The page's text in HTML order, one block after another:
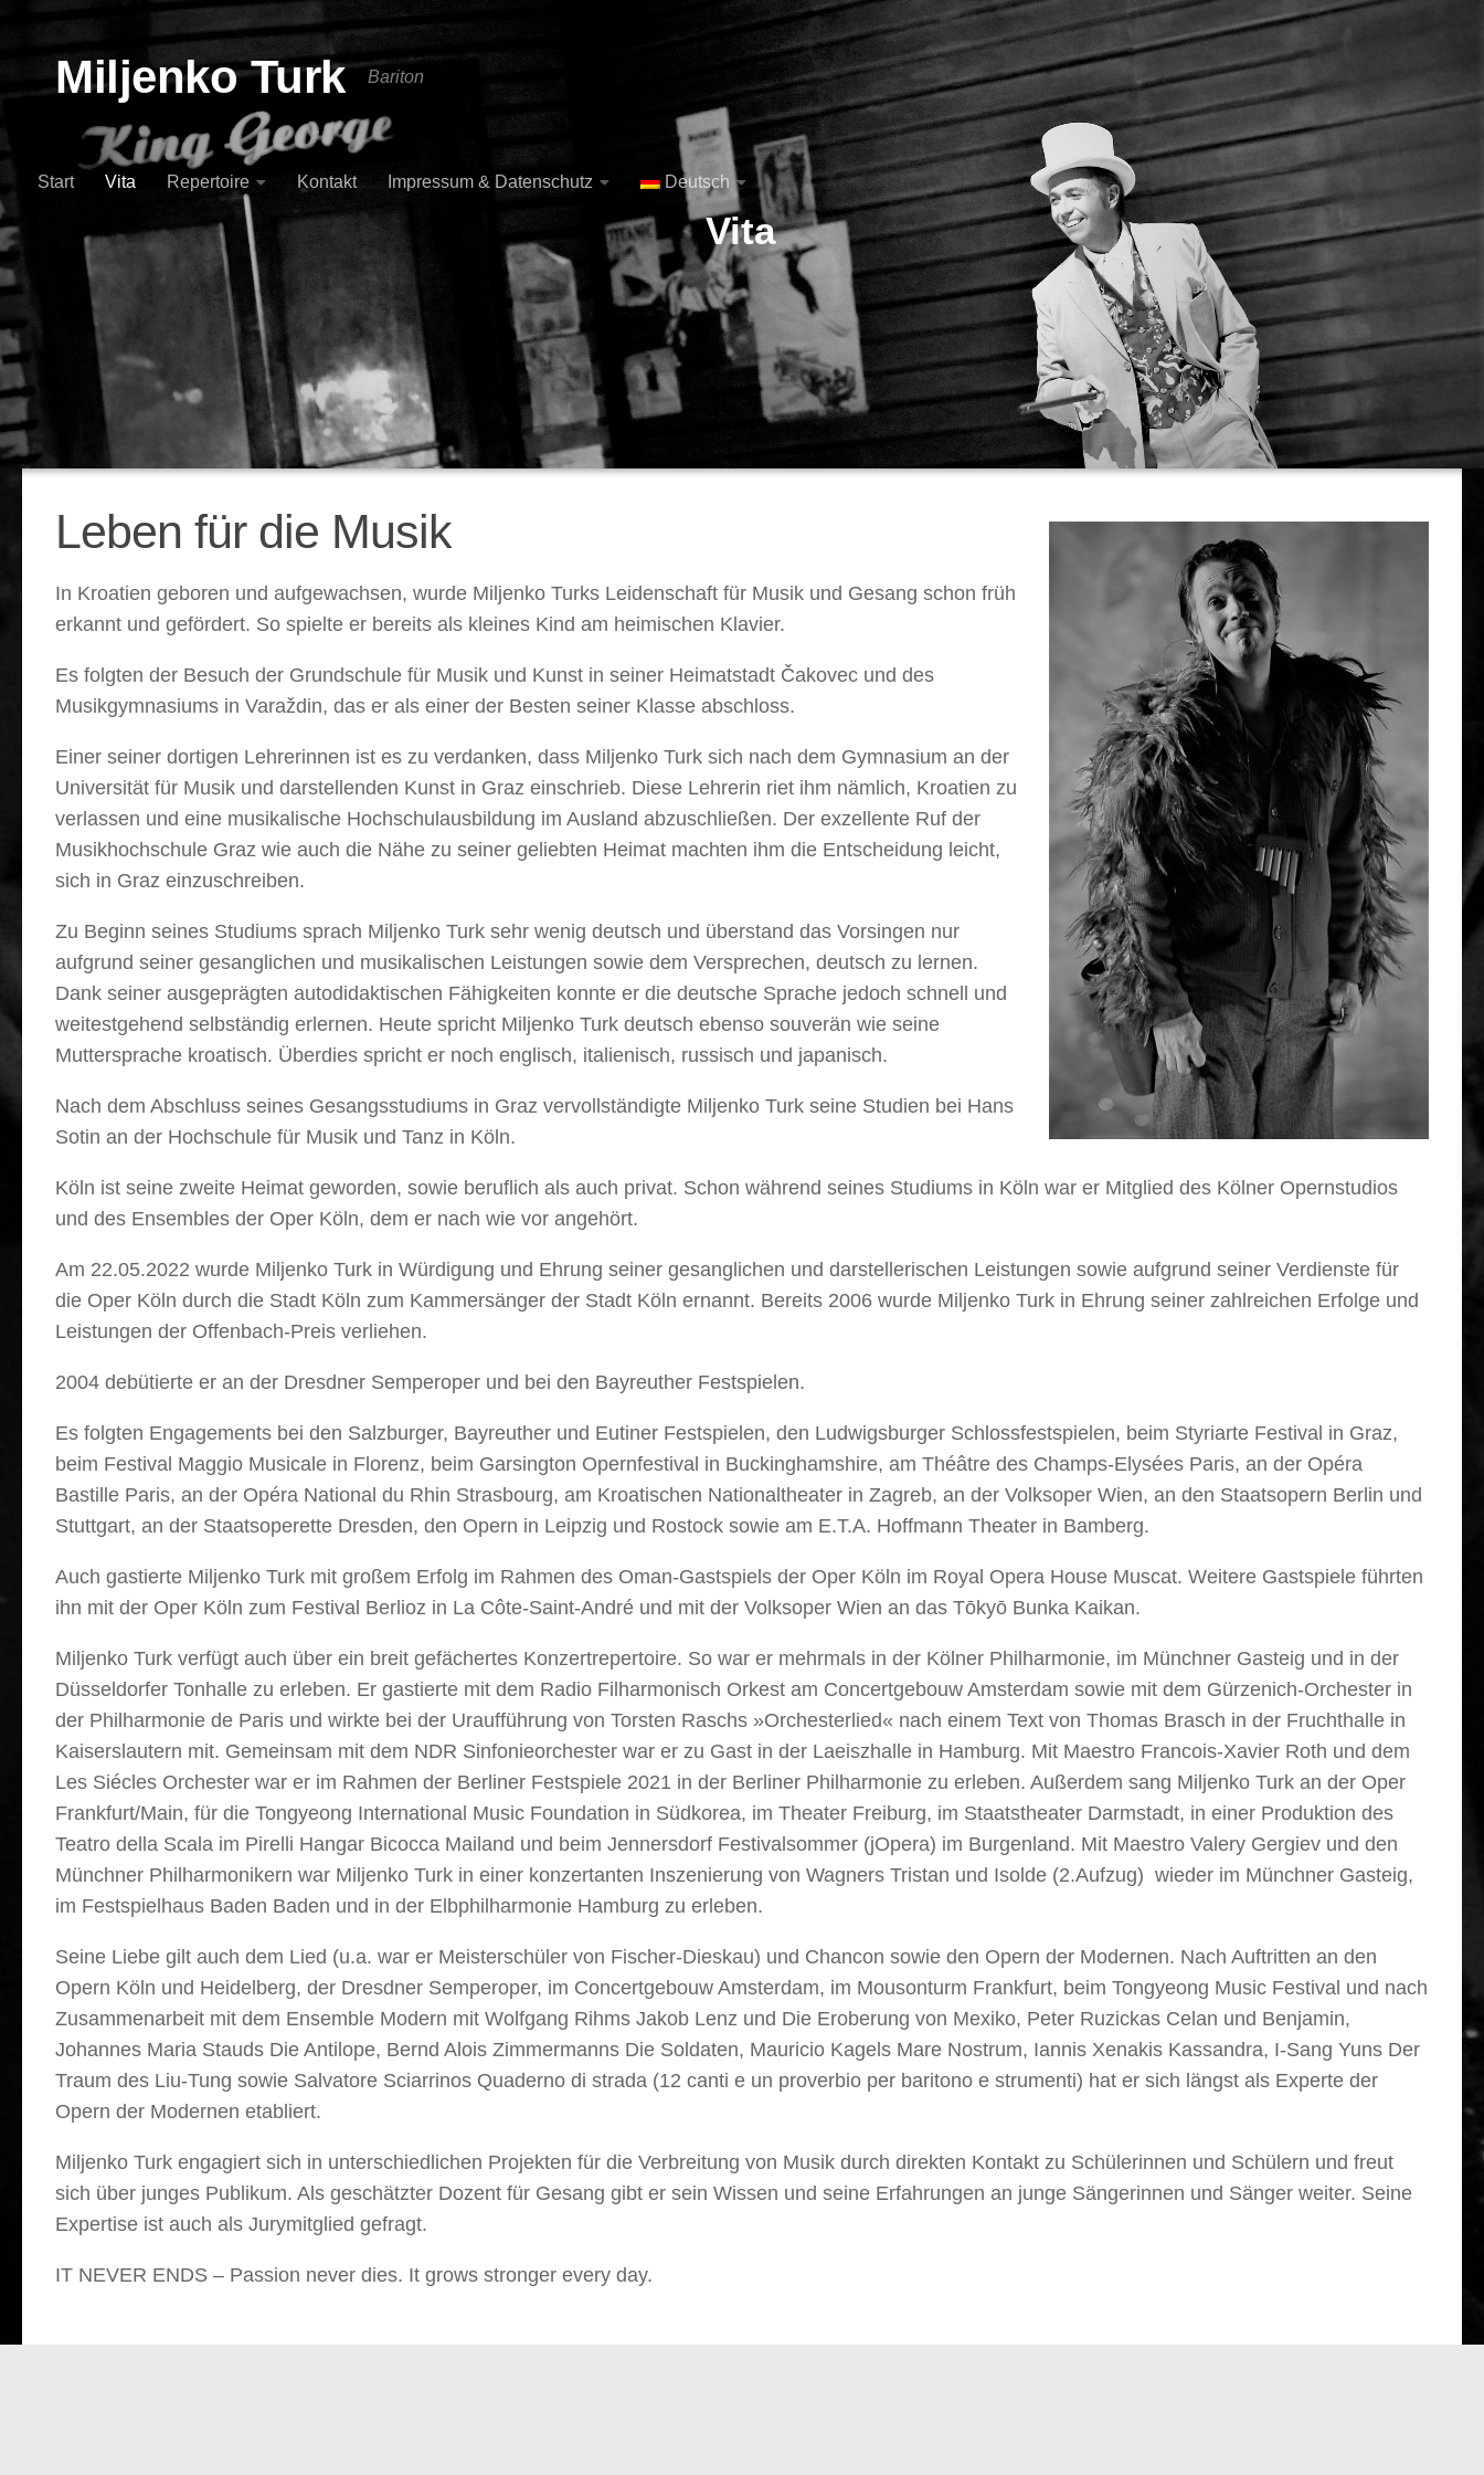
Miljenko Turk Bariton
Start Vita Repertoire Kontakt Impressum & Datenschutz Deutsch
Vita
Leben für die Musik
In Kroatien geboren und aufgewachsen, wurde Miljenko Turks Leidenschaft für Musik und Gesang schon früh
erkannt und gefördert. So spielte er bereits als kleines Kind am heimischen Klavier.
Es folgten der Besuch der Grundschule für Musik und Kunst in seiner Heimatstadt Čakovec und des
Musikgymnasiums in Varaždin, das er als einer der Besten seiner Klasse abschloss.
Einer seiner dortigen Lehrerinnen ist es zu verdanken, dass Miljenko Turk sich nach dem Gymnasium an der
Universität für Musik und darstellenden Kunst in Graz einschrieb. Diese Lehrerin riet ihm nämlich, Kroatien zu
verlassen und eine musikalische Hochschulausbildung im Ausland abzuschließen. Der exzellente Ruf der
Musikhochschule Graz wie auch die Nähe zu seiner geliebten Heimat machten ihm die Entscheidung leicht,
sich in Graz einzuschreiben.
Zu Beginn seines Studiums sprach Miljenko Turk sehr wenig deutsch und überstand das Vorsingen nur
aufgrund seiner gesanglichen und musikalischen Leistungen sowie dem Versprechen, deutsch zu lernen.
Dank seiner ausgeprägten autodidaktischen Fähigkeiten konnte er die deutsche Sprache jedoch schnell und
weitestgehend selbständig erlernen. Heute spricht Miljenko Turk deutsch ebenso souverän wie seine
Muttersprache kroatisch. Überdies spricht er noch englisch, italienisch, russisch und japanisch.
Nach dem Abschluss seines Gesangsstudiums in Graz vervollständigte Miljenko Turk seine Studien bei Hans
Sotin an der Hochschule für Musik und Tanz in Köln.
Köln ist seine zweite Heimat geworden, sowie beruflich als auch privat. Schon während seines Studiums in Köln war er Mitglied des Kölner Opernstudios
und des Ensembles der Oper Köln, dem er nach wie vor angehört.
Am 22.05.2022 wurde Miljenko Turk in Würdigung und Ehrung seiner gesanglichen und darstellerischen Leistungen sowie aufgrund seiner Verdienste für
die Oper Köln durch die Stadt Köln zum Kammersänger der Stadt Köln ernannt. Bereits 2006 wurde Miljenko Turk in Ehrung seiner zahlreichen Erfolge und
Leistungen der Offenbach-Preis verliehen.
2004 debütierte er an der Dresdner Semperoper und bei den Bayreuther Festspielen.
Es folgten Engagements bei den Salzburger, Bayreuther und Eutiner Festspielen, den Ludwigsburger Schlossfestspielen, beim Styriarte Festival in Graz,
beim Festival Maggio Musicale in Florenz, beim Garsington Opernfestival in Buckinghamshire, am Théâtre des Champs-Elysées Paris, an der Opéra
Bastille Paris, an der Opéra National du Rhin Strasbourg, am Kroatischen Nationaltheater in Zagreb, an der Volksoper Wien, an den Staatsopern Berlin und
Stuttgart, an der Staatsoperette Dresden, den Opern in Leipzig und Rostock sowie am E.T.A. Hoffmann Theater in Bamberg.
Auch gastierte Miljenko Turk mit großem Erfolg im Rahmen des Oman-Gastspiels der Oper Köln im Royal Opera House Muscat. Weitere Gastspiele führten
ihn mit der Oper Köln zum Festival Berlioz in La Côte-Saint-André und mit der Volksoper Wien an das Tōkyō Bunka Kaikan.
Miljenko Turk verfügt auch über ein breit gefächertes Konzertrepertoire. So war er mehrmals in der Kölner Philharmonie, im Münchner Gasteig und in der
Düsseldorfer Tonhalle zu erleben. Er gastierte mit dem Radio Filharmonisch Orkest am Concertgebouw Amsterdam sowie mit dem Gürzenich-Orchester in
der Philharmonie de Paris und wirkte bei der Uraufführung von Torsten Raschs »Orchesterlied« nach einem Text von Thomas Brasch in der Fruchthalle in
Kaiserslautern mit. Gemeinsam mit dem NDR Sinfonieorchester war er zu Gast in der Laeiszhalle in Hamburg. Mit Maestro Francois-Xavier Roth und dem
Les Siécles Orchester war er im Rahmen der Berliner Festspiele 2021 in der Berliner Philharmonie zu erleben. Außerdem sang Miljenko Turk an der Oper
Frankfurt/Main, für die Tongyeong International Music Foundation in Südkorea, im Theater Freiburg, im Staatstheater Darmstadt, in einer Produktion des
Teatro della Scala im Pirelli Hangar Bicocca Mailand und beim Jennersdorf Festivalsommer (jOpera) im Burgenland. Mit Maestro Valery Gergiev und den
Münchner Philharmonikern war Miljenko Turk in einer konzertanten Inszenierung von Wagners Tristan und Isolde (2.Aufzug) wieder im Münchner Gasteig,
im Festspielhaus Baden Baden und in der Elbphilharmonie Hamburg zu erleben.
Seine Liebe gilt auch dem Lied (u.a. war er Meisterschüler von Fischer-Dieskau) und Chancon sowie den Opern der Modernen. Nach Auftritten an den
Opern Köln und Heidelberg, der Dresdner Semperoper, im Concertgebouw Amsterdam, im Mousonturm Frankfurt, beim Tongyeong Music Festival und nach
Zusammenarbeit mit dem Ensemble Modern mit Wolfgang Rihms Jakob Lenz und Die Eroberung von Mexiko, Peter Ruzickas Celan und Benjamin,
Johannes Maria Stauds Die Antilope, Bernd Alois Zimmermanns Die Soldaten, Mauricio Kagels Mare Nostrum, Iannis Xenakis Kassandra, I-Sang Yuns Der
Traum des Liu-Tung sowie Salvatore Sciarrinos Quaderno di strada (12 canti e un proverbio per baritono e strumenti) hat er sich längst als Experte der
Opern der Modernen etabliert.
Miljenko Turk engagiert sich in unterschiedlichen Projekten für die Verbreitung von Musik durch direkten Kontakt zu Schülerinnen und Schülern und freut
sich über junges Publikum. Als geschätzter Dozent für Gesang gibt er sein Wissen und seine Erfahrungen an junge Sängerinnen und Sänger weiter. Seine
Expertise ist auch als Jurymitglied gefragt.
IT NEVER ENDS – Passion never dies. It grows stronger every day.